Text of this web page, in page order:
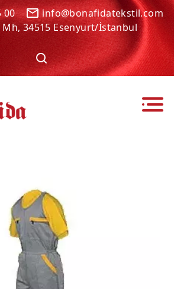
00
info@bonafidatekstil.com
34515 Esenyurt/İstanbul